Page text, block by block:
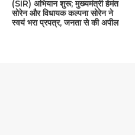
(SIR) अभियान शुरू; मुख्यमंत्री हेमंत
सोरेन और विधायक कल्पना सोरेन ने
स्वयं भरा प्रपत्र, जनता से की अपील